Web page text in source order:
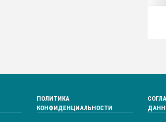
ПОЛИТИКА
КОНФИДЕНЦИАЛЬНОСТИ